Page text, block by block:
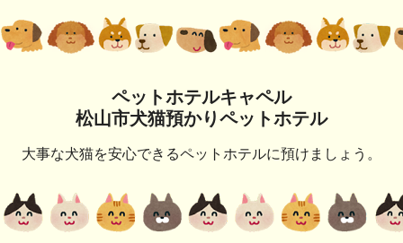
ペットホテルキャペル
松山市犬猫預かりペットホテル
大事な犬猫を安心できるペットホテルに預けましょう。